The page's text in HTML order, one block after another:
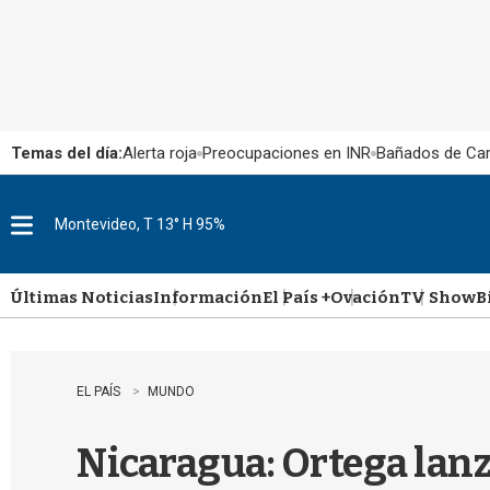
Temas del día:Alerta roja Preocupaciones en INR Bañados de
u
Montevideo, T 13° H 95%
Últimas NoticiasInformaciónEl País +OvaciónTV Show
EL PAÍS MUNDO
Nicaragua: Ortega